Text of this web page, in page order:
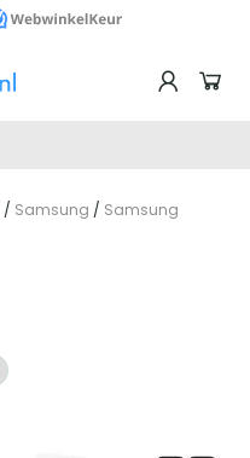
/ Samsung / Samsung